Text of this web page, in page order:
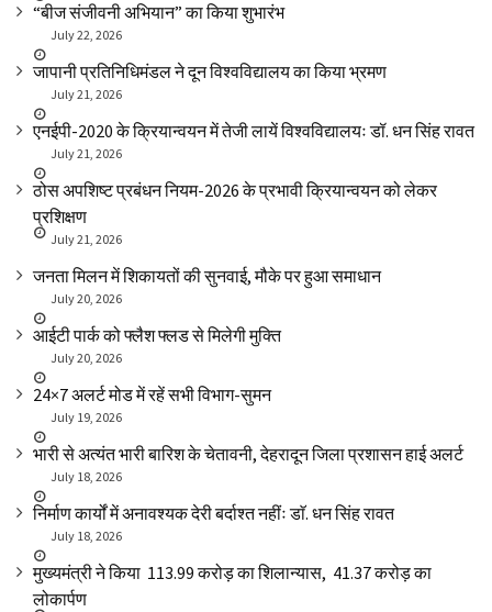
“बीज संजीवनी अभियान” का किया शुभारंभ
July 22, 2026
जापानी प्रतिनिधिमंडल ने दून विश्वविद्यालय का किया भ्रमण
July 21, 2026
एनईपी-2020 के क्रियान्वयन में तेजी लायें विश्वविद्यालयः डॉ. धन सिंह रावत
July 21, 2026
ठोस अपशिष्ट प्रबंधन नियम-2026 के प्रभावी क्रियान्वयन को लेकर
प्रशिक्षण
July 21, 2026
जनता मिलन में शिकायतों की सुनवाई, मौके पर हुआ समाधान
July 20, 2026
आईटी पार्क को फ्लैश फ्लड से मिलेगी मुक्ति
July 20, 2026
24×7 अलर्ट मोड में रहें सभी विभाग-सुमन
July 19, 2026
भारी से अत्यंत भारी बारिश के चेतावनी, देहरादून जिला प्रशासन हाई अलर्ट
July 18, 2026
निर्माण कार्यों में अनावश्यक देरी बर्दाश्त नहींः डाॅ. धन सिंह रावत
July 18, 2026
मुख्यमंत्री ने किया ₹ 113.99 करोड़ का शिलान्यास, ₹ 41.37 करोड़ का
लोकार्पण